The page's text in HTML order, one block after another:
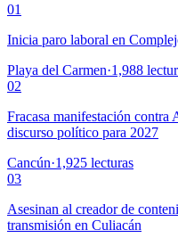
01
Inicia paro laboral en
Playa del Carmen·1,988
02
Fracasa manifestación contra
discurso político para 2027
Cancún·1,925 lecturas
03
Asesinan al creador de
transmisión en Culiacán